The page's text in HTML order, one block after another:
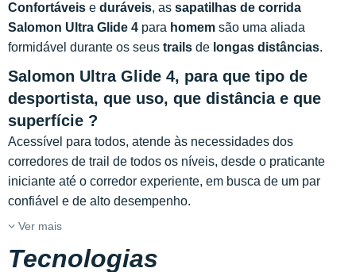
Confortáveis e duráveis, as sapatilhas de corrida
Salomon Ultra Glide 4 para homem são uma aliada
formidável durante os seus trails de longas distâncias.
Salomon Ultra Glide 4, para que tipo de
desportista, que uso, que distância e que
superfície ?
Acessível para todos, atende às necessidades dos
corredores de trail de todos os níveis, desde o praticante
iniciante até o corredor experiente, em busca de um par
confiável e de alto desempenho.
Ver mais
Tecnologias